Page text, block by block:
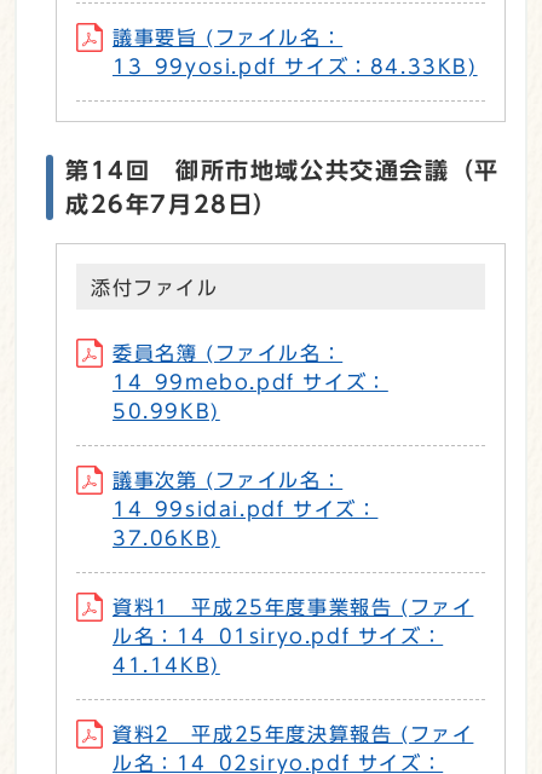
議事要旨 (ファイル名：
13_99yosi.pdf サイズ：84.33KB)
第14回 御所市地域公共交通会議（平
成26年7月28日）
添付ファイル
委員名簿 (ファイル名：
14_99mebo.pdf サイズ：
50.99KB)
議事次第 (ファイル名：
14_99sidai.pdf サイズ：
37.06KB)
資料1 平成25年度事業報告 (ファイ
ル名：14_01siryo.pdf サイズ：
41.14KB)
資料2 平成25年度決算報告 (ファイ
ル名：14_02siryo.pdf サイズ：